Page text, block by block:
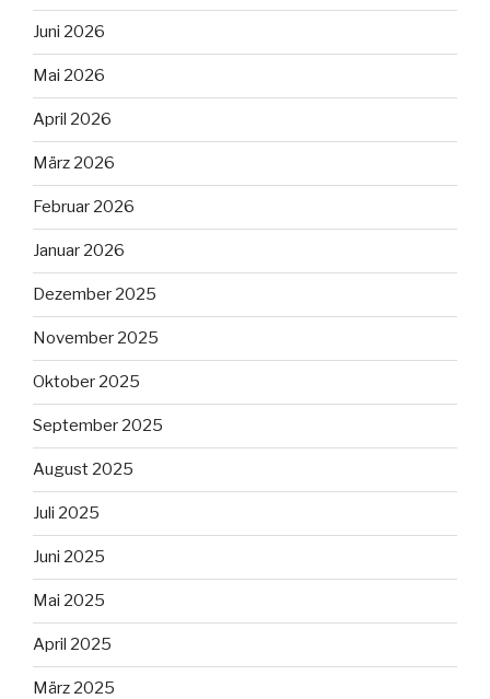
Juni 2026
Mai 2026
April 2026
März 2026
Februar 2026
Januar 2026
Dezember 2025
November 2025
Oktober 2025
September 2025
August 2025
Juli 2025
Juni 2025
Mai 2025
April 2025
März 2025